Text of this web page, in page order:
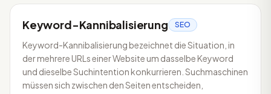
Keyword-Kannibalisierung SEO
Keyword-Kannibalisierung bezeichnet die Situation, in
der mehrere URLs einer Website um dasselbe Keyword
und dieselbe Suchintention konkurrieren. Suchmaschinen
müssen sich zwischen den Seiten entscheiden,